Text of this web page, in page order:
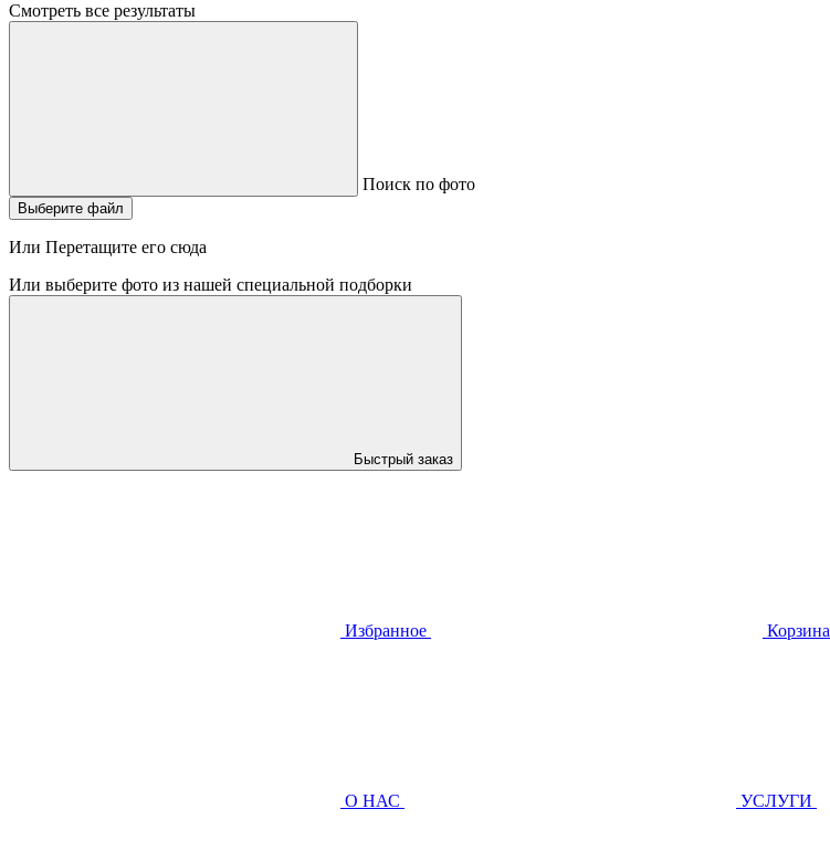
Смотреть все результаты
Поиск по фото
Выберите файл
Или Перетащите его сюда
Или выберите фото из нашей специальной подборки
Быстрый заказ
Избранное Корзина
О НАС УСЛУГИ